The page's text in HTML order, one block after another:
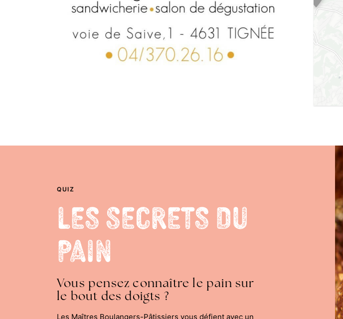
QUIZ
Les Secrets du
Pain
Vous pensez connaître le pain sur
le bout des doigts ?
Les Maîtres Boulangers-Pâtissiers vous défient avec un